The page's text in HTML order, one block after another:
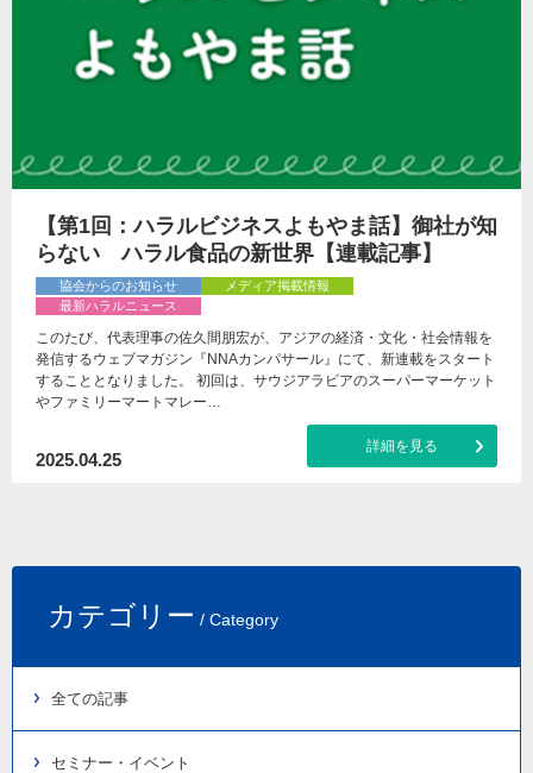
【第1回：ハラルビジネスよもやま話】御社が知
らない ハラル食品の新世界【連載記事】
協会からのお知らせ
メディア掲載情報
最新ハラルニュース
このたび、代表理事の佐久間朋宏が、アジアの経済・文化・社会情報を
発信するウェブマガジン『NNAカンパサール』にて、新連載をスタート
することとなりました。 初回は、サウジアラビアのスーパーマーケット
やファミリーマートマレー…
2025.04.25
詳細を見る
カテゴリー / Category
全ての記事
セミナー・イベント